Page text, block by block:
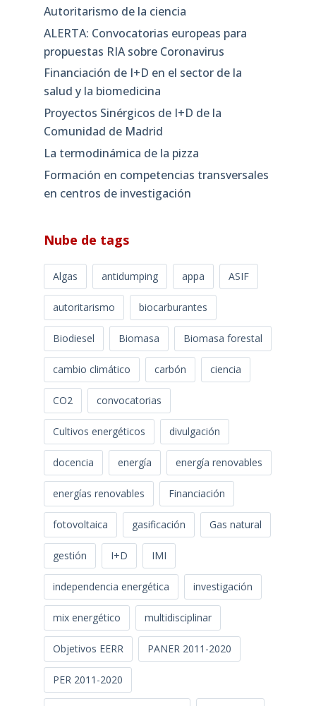
Autoritarismo de la ciencia
ALERTA: Convocatorias europeas para
propuestas RIA sobre Coronavirus
Financiación de I+D en el sector de la
salud y la biomedicina
Proyectos Sinérgicos de I+D de la
Comunidad de Madrid
La termodinámica de la pizza
Formación en competencias transversales
en centros de investigación
Nube de tags
Algas antidumping appa ASIF
autoritarismo biocarburantes
Biodiesel Biomasa Biomasa forestal
cambio climático carbón ciencia
CO2 convocatorias
Cultivos energéticos divulgación
docencia energía energía renovables
energías renovables Financiación
fotovoltaica gasificación Gas natural
gestión I+D IMI
independencia energética investigación
mix energético multidisciplinar
Objetivos EERR PANER 2011-2020
PER 2011-2020